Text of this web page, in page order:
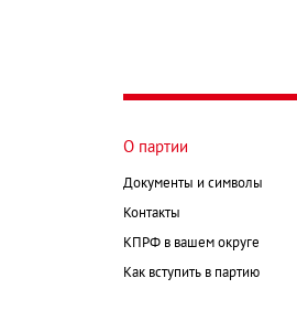
О партии
Документы и символы
Контакты
КПРФ в вашем округе
Как вступить в партию